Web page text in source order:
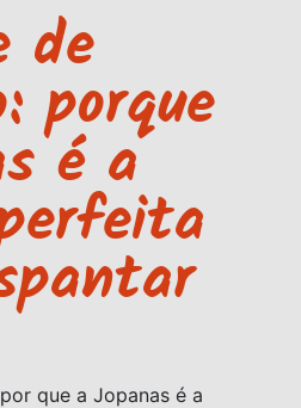
de
porque
é a
que a Jopanas é a